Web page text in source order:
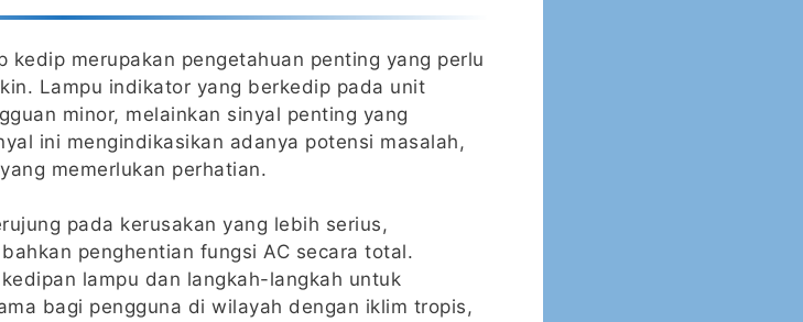
kedip merupakan pengetahuan penting yang perlu
Lampu indikator yang berkedip pada unit
minor, melainkan sinyal penting yang
ini mengindikasikan adanya potensi masalah,
memerlukan perhatian.
pada kerusakan yang lebih serius,
penghentian fungsi AC secara total.
lampu dan langkah-langkah untuk
bagi pengguna di wilayah dengan iklim tropis,